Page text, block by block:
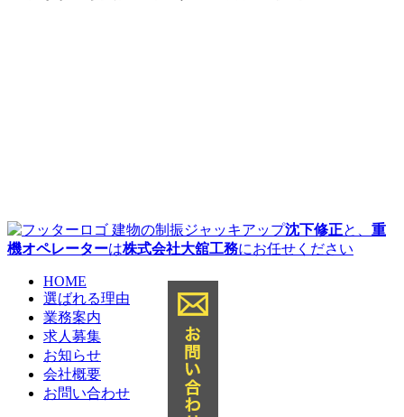
建物の制振ジャッキアップ沈下修正と、 重
機オペレーターは株式会社大舘工務にお任せください
HOME
選ばれる理由
業務案内
求人募集
お知らせ
会社概要
お問い合わせ